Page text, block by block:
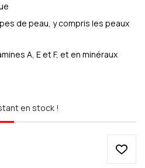
de peau, y compris les peaux
A, E et F, et en minéraux
en stock !